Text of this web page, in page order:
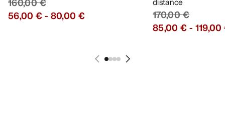
56,00 €- 80,00 €
170,00 €
85,00 €-